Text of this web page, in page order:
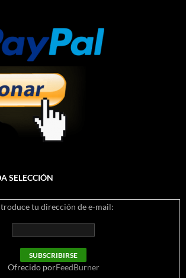
SELECCIÓN
tu dirección de e-mail:
Ofrecido porFeedBurner